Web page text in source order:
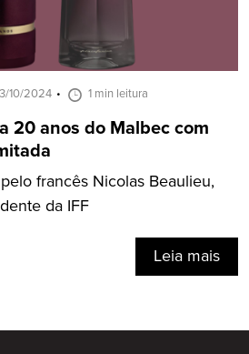
10/2024 1 min leitura
20 anos do Malbec com
francês Nicolas Beaulieu,
da IFF
Leia mais